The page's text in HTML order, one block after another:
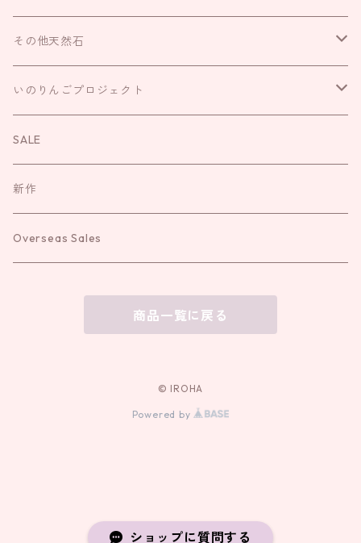
ショップに質問する
巾着
キーリング
袱紗
リング
ブレスレット
IROHAのお念珠
いのりんごプロジェクト
お直し
その他天然石
さざれ
お守り
いのりんごプロジェクト
お念珠
SALE
新作
Overseas Sales
商品一覧に戻る
© IROHA
Powered by